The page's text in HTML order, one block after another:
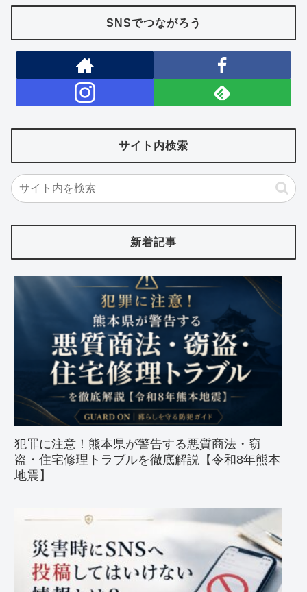
SNSでつながろう
サイト内検索
新着記事
犯罪に注意！熊本県が警告する悪質商法・窃
盗・住宅修理トラブルを徹底解説【令和8年熊本
地震】